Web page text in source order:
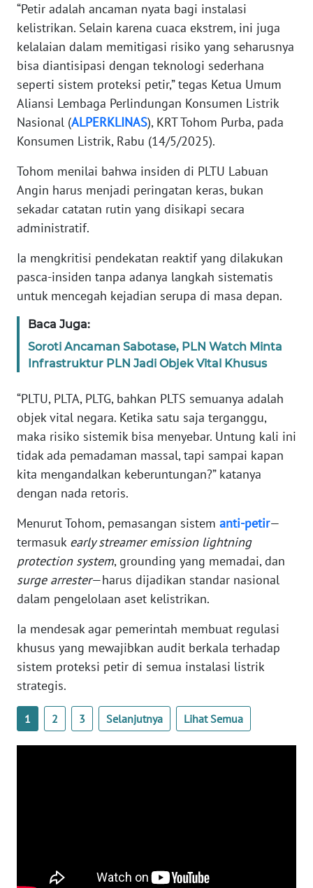
“Petir adalah ancaman nyata bagi instalasi
kelistrikan. Selain karena cuaca ekstrem, ini juga
kelalaian dalam memitigasi risiko yang seharusnya
bisa diantisipasi dengan teknologi sederhana
seperti sistem proteksi petir,” tegas Ketua Umum
Aliansi Lembaga Perlindungan Konsumen Listrik
Nasional (ALPERKLINAS), KRT Tohom Purba, pada
Konsumen Listrik, Rabu (14/5/2025).
Tohom menilai bahwa insiden di PLTU Labuan
Angin harus menjadi peringatan keras, bukan
sekadar catatan rutin yang disikapi secara
administratif.
Ia mengkritisi pendekatan reaktif yang dilakukan
pasca-insiden tanpa adanya langkah sistematis
untuk mencegah kejadian serupa di masa depan.
Baca Juga:
Soroti Ancaman Sabotase, PLN Watch Minta
Infrastruktur PLN Jadi Objek Vital Khusus
“PLTU, PLTA, PLTG, bahkan PLTS semuanya adalah
objek vital negara. Ketika satu saja terganggu,
maka risiko sistemik bisa menyebar. Untung kali ini
tidak ada pemadaman massal, tapi sampai kapan
kita mengandalkan keberuntungan?” katanya
dengan nada retoris.
Menurut Tohom, pemasangan sistem anti-petir—
termasuk early streamer emission lightning
protection system, grounding yang memadai, dan
surge arrester—harus dijadikan standar nasional
dalam pengelolaan aset kelistrikan.
Ia mendesak agar pemerintah membuat regulasi
khusus yang mewajibkan audit berkala terhadap
sistem proteksi petir di semua instalasi listrik
strategis.
1 2 3 Selanjutnya Lihat Semua
WN
NTT
KEPRI
WN
PAPUA
WN
PAPUA
BARAT
RIAU
WN
WN
JAMBI
WN
SULTRA
WN
NTB
SULTENG
WN
SUMBAR
WN
SUMSEL
JATENG